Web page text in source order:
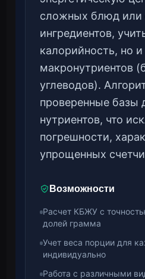
сложных блюд или
ингредиентов,
калорийность, но и
макронутриентов
углеводов).
проверенные базы
нутриентов, что
погрешности,
упрощенных
Возможности
Расчет КБЖУ с
долей грамма
Учет веса порции для
индивидуально
Работа с различными